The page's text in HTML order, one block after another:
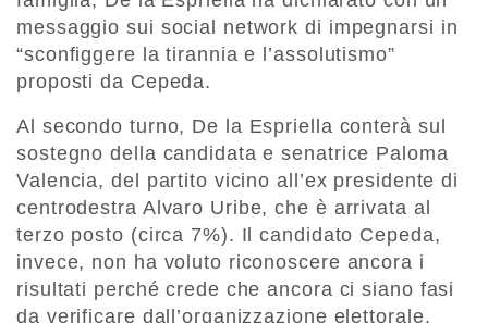
messaggio sui social network di impegnarsi in
“sconfiggere la tirannia e l’assolutismo”
proposti da Cepeda.
Al secondo turno, De la Espriella conterà sul
sostegno della candidata e senatrice Paloma
Valencia, del partito vicino all’ex presidente di
centrodestra Alvaro Uribe, che è arrivata al
terzo posto (circa 7%). Il candidato Cepeda,
invece, non ha voluto riconoscere ancora i
risultati perché crede che ancora ci siano fasi
da verificare dall’organizzazione elettorale.